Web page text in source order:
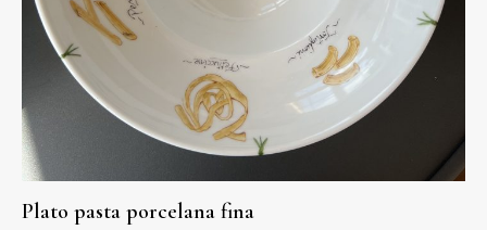
Plato pasta porcelana fina